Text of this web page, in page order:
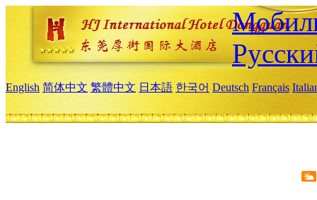
English 简体中文 繁體中文 日本語 한국어 Deutsch Français